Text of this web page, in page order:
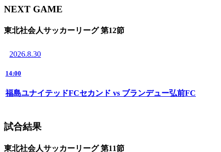
NEXT GAME
東北社会人サッカーリーグ 第12節
2026.8.30
14:00
福島ユナイテッドFCセカンド vs ブランデュー弘前FC
試合結果
東北社会人サッカーリーグ 第11節